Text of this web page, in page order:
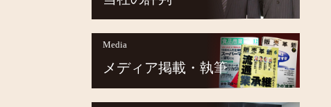
Media
メディア掲載・執筆